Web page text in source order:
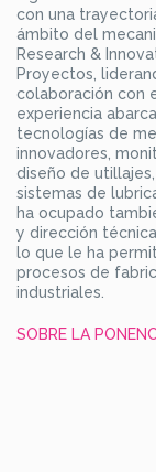
con una
ámbito del
Research &
Proyectos,
colaboración con
experiencia
tecnologías de
innovadores,
diseño de
sistemas de
ha ocupado
y dirección
lo que le ha
procesos de
industriales.
SOBRE LA